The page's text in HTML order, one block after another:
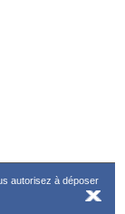
autorisez à déposer